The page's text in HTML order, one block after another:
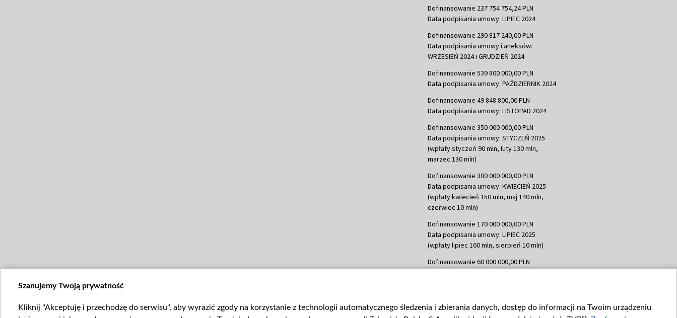
Dofinansowanie 237 754 754,24 PLN
Data podpisania umowy: LIPIEC 2024
Dofinansowanie 290 817 240,00 PLN
Data podpisania umowy i aneksów:
WRZESIEŃ 2024 i GRUDZIEŃ 2024
Dofinansowanie 539 800 000,00 PLN
Data podpisania umowy: PAŹDZIERNIK 2024
Dofinansowanie 49 848 800,00 PLN
Data podpisania umowy: LISTOPAD 2024
Dofinansowanie 350 000 000,00 PLN
Data podpisania umowy: STYCZEŃ 2025
(wpłaty styczeń 90 mln, luty 130 mln,
marzec 130 mln)
Dofinansowanie 300 000 000,00 PLN
Data podpisania umowy: KWIECIEŃ 2025
(wpłaty kwiecień 150 mln, maj 140 mln,
czerwiec 10 mln)
Dofinansowanie 170 000 000,00 PLN
Data podpisania umowy: LIPIEC 2025
(wpłaty lipiec 160 mln, sierpień 10 mln)
Dofinansowanie 60 000 000,00 PLN
Data podpisania umowy: WRZESIEŃ 2025
Szanujemy Twoją prywatność
Kliknij "Akceptuję i przechodzę do serwisu", aby wyrazić zgody na korzystanie z technologii automatycznego śledzenia i zbierania danych, dostęp do informacji na Twoim urządzeniu